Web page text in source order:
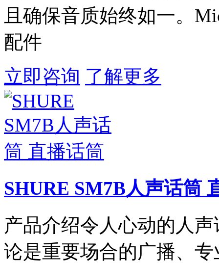
且确保音质始终如一。
配件
立即咨询 了解更多
SHURE SM7B人声话筒
产品介绍令人心动的人
论是重要场合的广播、